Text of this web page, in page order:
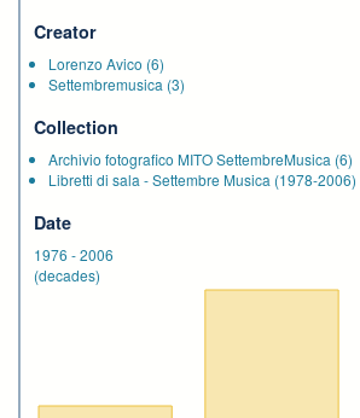
Creator
Lorenzo Avico (6)
Settembremusica (3)
Collection
Archivio fotografico MITO SettembreMusica (6)
Libretti di sala - Settembre Musica (1978-2006)
Date
1976 -2006
(decades)